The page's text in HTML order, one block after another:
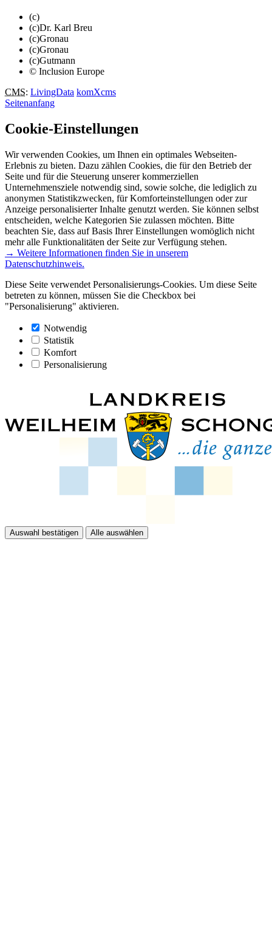
(c)
(c)Dr. Karl Breu
(c)Gronau
(c)Gronau
(c)Gutmann
© Inclusion Europe
CMS: LivingData komXcms
Seitenanfang
Cookie-Einstellungen
Wir verwenden Cookies, um Ihnen ein optimales Webseiten-
Erlebnis zu bieten. Dazu zählen Cookies, die für den Betrieb der
Seite und für die Steuerung unserer kommerziellen
Unternehmensziele notwendig sind, sowie solche, die lediglich zu
anonymen Statistikzwecken, für Komforteinstellungen oder zur
Anzeige personalisierter Inhalte genutzt werden. Sie können selbst
entscheiden, welche Kategorien Sie zulassen möchten. Bitte
beachten Sie, dass auf Basis Ihrer Einstellungen womöglich nicht
mehr alle Funktionalitäten der Seite zur Verfügung stehen.
→ Weitere Informationen finden Sie in unserem
Datenschutzhinweis.
Diese Seite verwendet Personalisierungs-Cookies. Um diese Seite
betreten zu können, müssen Sie die Checkbox bei
"Personalisierung" aktivieren.
Notwendig
Statistik
Komfort
Personalisierung
Auswahl bestätigen Alle auswählen